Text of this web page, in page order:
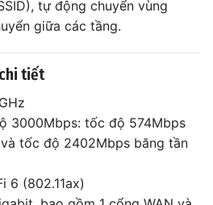
tự động chuyển vùng
giữa các tầng.
tiết
3000Mbps: tốc độ 574Mbps
tốc độ 2402Mbps băng tần
6 (802.11ax)